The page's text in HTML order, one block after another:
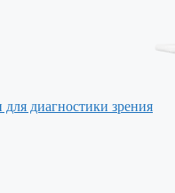
диагностики зрения